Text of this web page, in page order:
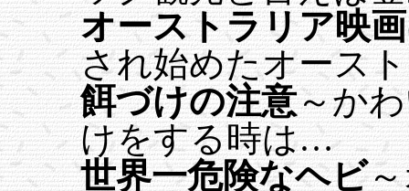
オーストラリア映
され始めたオース
餌づけの注意～か
けをする時は…
世界一危険なヘビ